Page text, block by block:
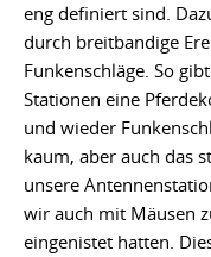
eng definiert sind.
durch breitbandige
Funkenschläge. So
Stationen eine
und wieder
kaum, aber auch das
unsere
wir auch mit Mäusen
eingenistet hatten.